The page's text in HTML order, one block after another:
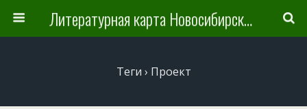
Литературная карта Новосибирска и Новосибирской области
Теги › Проект